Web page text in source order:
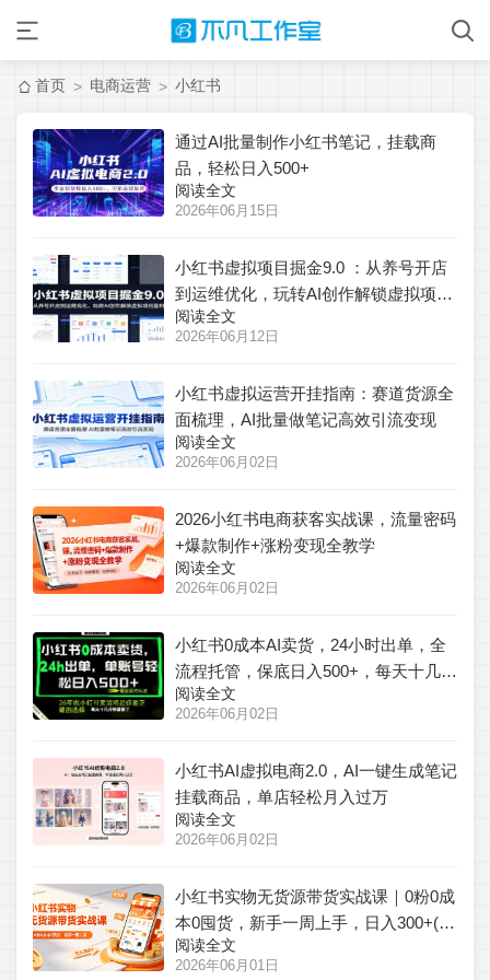
首页 > 电商运营 > 小红书
通过AI批量制作小红书笔记，挂载商
品，轻松日入500+
阅读全文
2026年06月15日
小红书虚拟项目掘金9.0 ：从养号开店
到运维优化，玩转AI创作解锁虚拟项目
盈利
阅读全文
2026年06月12日
小红书虚拟运营开挂指南：赛道货源全
面梳理，AI批量做笔记高效引流变现
阅读全文
2026年06月02日
2026小红书电商获客实战课，流量密码
+爆款制作+涨粉变现全教学
阅读全文
2026年06月02日
小红书0成本AI卖货，24小时出单，全
流程托管，保底日入500+，每天十几分
钟就够了【揭秘】
阅读全文
2026年06月02日
小红书AI虚拟电商2.0，AI一键生成笔记
挂载商品，单店轻松月入过万
阅读全文
2026年06月02日
小红书实物无货源带货实战课｜0粉0成
本0囤货，新手一周上手，日入300+(更
新)
阅读全文
2026年06月01日